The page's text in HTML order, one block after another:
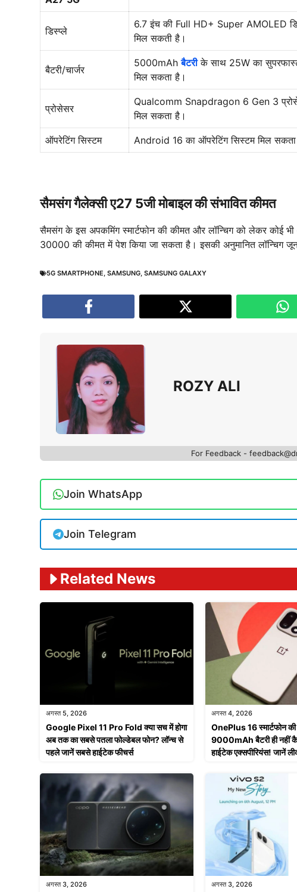
डिस्प्ले
6.7 इंच की Full HD+ Super AMOLED
मिल सकती है।
बैटरी/चार्जर
5000mAhबैटरी के साथ 25W का
मिल सकता है।
प्रोसेसर
Qualcomm Snapdragon 6 Gen 3
मिल सकता है।
ऑपरेटिंग सिस्टम Android 16 का ऑपरेटिंग सिस्टम मिल सकता
सैमसंग गैलेक्सी ए27 5जी मोबाइल की संभावित कीमत
सैमसंग के इस अपकमिंग स्मार्टफोन की कीमत और लॉन्चिग को लेकर कोई
30000 की कीमत में पेश किया जा सकता है। इसकी अनुमानित लॉन्चिग
5G SMARTPHONE, SAMSUNG, SAMSUNG GALAXY
ROZY ALI
For Feedback -
Join WhatsApp
Join Telegram
Related News
अगस्त 5, 2026
Google Pixel 11 Pro Fold क्या सच में होगा
अब तक का सबसे पतला फोल्डेबल फोन? लॉन्च से
पहले जानें सबसे हाईटेक फीचर्स
अगस्त 4, 2026
OnePlus 16 स्मार्टफोन
9000mAh बैटरी ही नहीं
हाईटेक एक्सपीरियंस! जानें
अगस्त 3, 2026 अगस्त 3, 2026